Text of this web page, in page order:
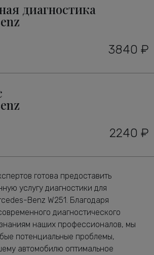
диагностика
3840 ₽
2240 ₽
готова предоставить
услугу диагностики для
Benz W251. Благодаря
диагностического
наших профессионалов, мы
потенциальные проблемы,
автомобилю оптимальное